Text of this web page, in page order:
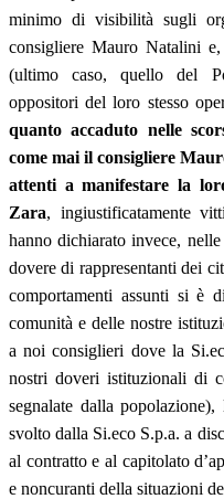
minimo di visibilità sugli
consigliere Mauro Natalini
(ultimo caso, quello del
oppositori del loro stesso
quanto accaduto nelle
come mai il consigliere
attenti a manifestare la
Zara, ingiustificatamente
hanno dichiarato invece,
dovere di rappresentanti dei
comportamenti assunti si è
comunità e delle nostre
a noi consiglieri dove la
nostri doveri istituzionali di
segnalate dalla
svolto dalla Si.eco S.p.a. a
al contratto e al capitolato
e noncuranti della situazioni